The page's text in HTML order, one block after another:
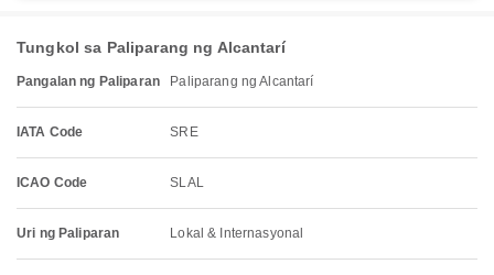
Tungkol sa Paliparang ng Alcantarí
Pangalan ng Paliparan Paliparang ng Alcantarí
IATA Code SRE
ICAO Code SLAL
Uri ng Paliparan Lokal & Internasyonal